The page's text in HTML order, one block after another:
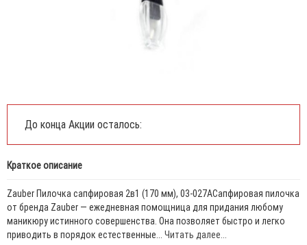
До конца Акции осталось:
Краткое описание
Zauber Пилочка сапфировая 2в1 (170 мм), 03-027AСапфировая пилочка
от бренда Zauber — ежедневная помощница для придания любому
маникюру истинного совершенства. Она позволяет быстро и легко
приводить в порядок естественные... Читать далее...